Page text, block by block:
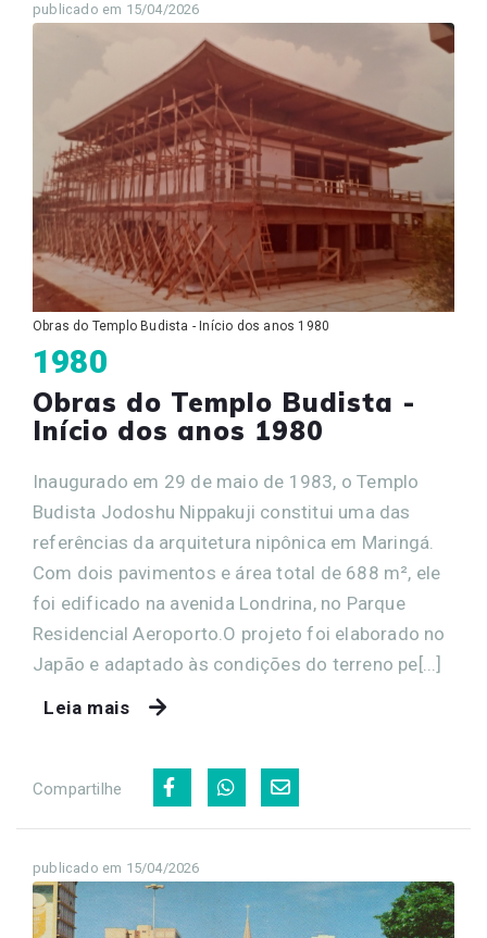
publicado em 15/04/2026
Obras do Templo Budista - Início dos anos 1980
1980
Obras do Templo Budista -
Início dos anos 1980
Inaugurado em 29 de maio de 1983, o Templo
Budista Jodoshu Nippakuji constitui uma das
referências da arquitetura nipônica em Maringá.
Com dois pavimentos e área total de 688 m², ele
foi edificado na avenida Londrina, no Parque
Residencial Aeroporto.O projeto foi elaborado no
Japão e adaptado às condições do terreno pe[...]
Leia mais
Compartilhe
publicado em 15/04/2026